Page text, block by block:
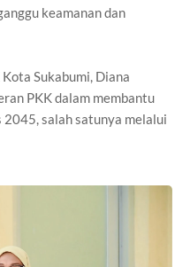
keamanan dan
Sukabumi, Diana
PKK dalam membantu
2045, salah satunya melalui